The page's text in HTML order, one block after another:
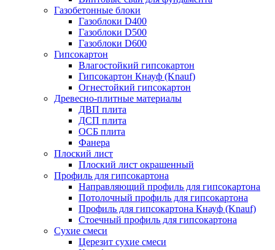
Газобетонные блоки
Газоблоки D400
Газоблоки D500
Газоблоки D600
Гипсокартон
Влагостойкий гипсокартон
Гипсокартон Кнауф (Knauf)
Огнестойкий гипсокартон
Древесно-плитные материалы
ДВП плита
ДСП плита
ОСБ плита
Фанера
Плоский лист
Плоский лист окрашенный
Профиль для гипсокартона
Направляющий профиль для гипсокартона
Потолочный профиль для гипсокартона
Профиль для гипсокартона Кнауф (Knauf)
Стоечный профиль для гипсокартона
Сухие смеси
Церезит сухие смеси